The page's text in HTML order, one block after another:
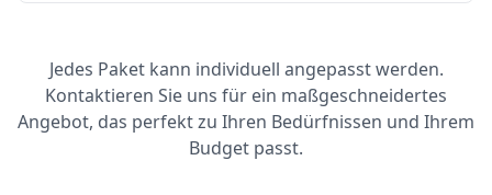
Jedes Paket kann individuell angepasst werden.
Kontaktieren Sie uns für ein maßgeschneidertes
Angebot, das perfekt zu Ihren Bedürfnissen und Ihrem
Budget passt.